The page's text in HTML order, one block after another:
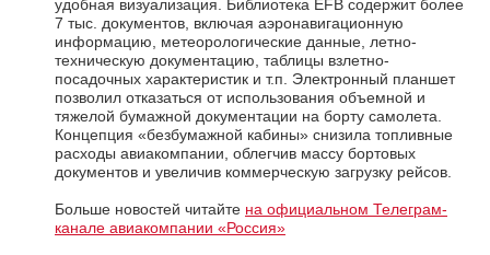
удобная визуализация. Библиотека EFB содержит более
7 тыс. документов, включая аэронавигационную
информацию, метеорологические данные, летно-
техническую документацию, таблицы взлетно-
посадочных характеристик и т.п. Электронный планшет
позволил отказаться от использования объемной и
тяжелой бумажной документации на борту самолета.
Концепция «безбумажной кабины» снизила топливные
расходы авиакомпании, облегчив массу бортовых
документов и увеличив коммерческую загрузку рейсов.
Больше новостей читайте на официальном Телеграм-
канале авиакомпании «Россия»